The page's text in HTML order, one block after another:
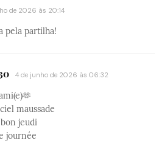
de 2026 às 20:14
pela partilha!
4 de junho de 2026 às 06:32
maussade
jeudi
journée